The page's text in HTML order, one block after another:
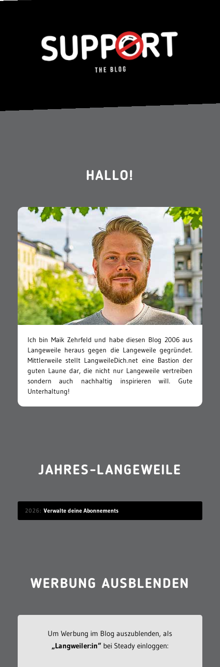
HALLO!
Ich bin Maik Zehrfeld und habe diesen Blog 2006 aus
Langeweile heraus gegen die Langeweile gegründet.
Mittlerweile stellt LangweileDich.net eine Bastion der
guten Laune dar, die nicht nur Langeweile vertreiben
sondern auch nachhaltig inspirieren will. Gute
Unterhaltung!
JAHRES-LANGEWEILE
2026 Verwalte deine Abonnements
WERBUNG AUSBLENDEN
Um Werbung im Blog auszublenden, als
„Langweiler:in“bei Steady einloggen: